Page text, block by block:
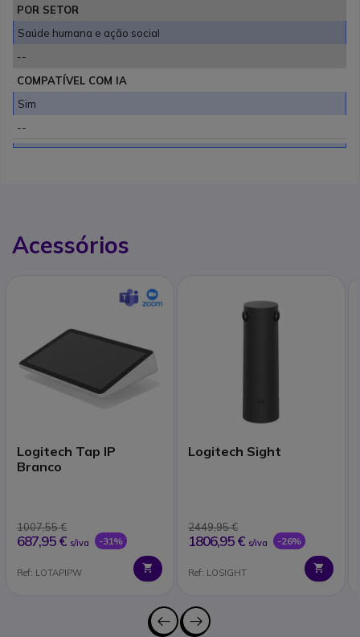
POR SETOR
Saúde humana e ação social
--
COMPATÍVEL COM IA
Sim
--
Acessórios
Logitech Tap IP
Branco
1007,55 €
687,95 € s/iva -31%
Ref: LOTAPIPW
Logitech Sight
2449,95 €
1806,95 € s/iva -26%
Ref: LOSIGHT